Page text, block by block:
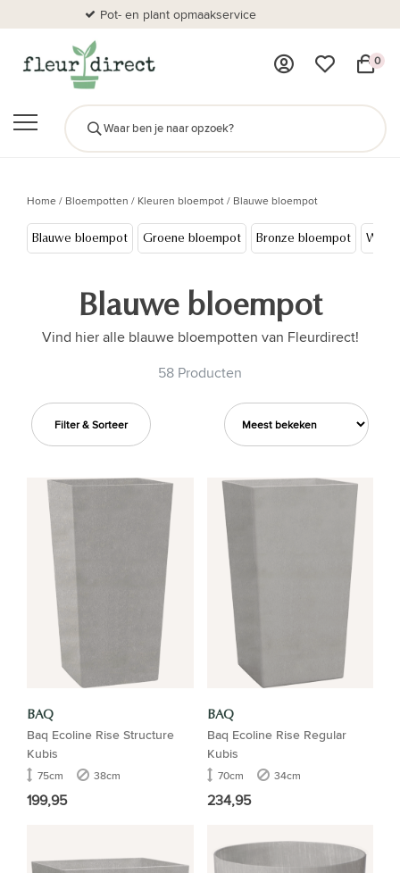
Pot- en plant opmaakservice
0
Home/ Bloempotten / Kleuren bloempot/ Blauwe bloempot
Blauwe bloempot Groene bloempot Bronze bloempot Witte
Blauwe bloempot
Vind hier alle blauwe bloempotten van Fleurdirect!
58 Producten
Filter & Sorteer
BAQ
Baq Ecoline Rise Structure
Kubis
75cm 38cm
199,95
BAQ
Baq Ecoline Rise Regular
Kubis
70cm 34cm
234,95